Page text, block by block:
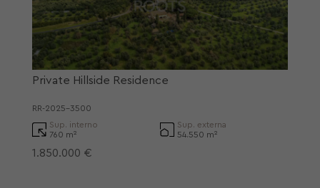
Private Hillside Residence
RR-2025-3500
Sup. interno
760 m²
Sup. externa
54.550 m²
1.850.000 €